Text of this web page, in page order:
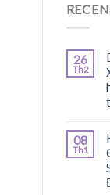
26
Th2
08
Th1